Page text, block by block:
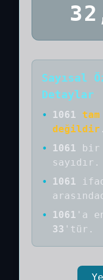
Sayısal
Detaylar
• 1061
değildir .
•
1061 bir
sayıdır .
•
1061
•
1061 'a
33 'tür.